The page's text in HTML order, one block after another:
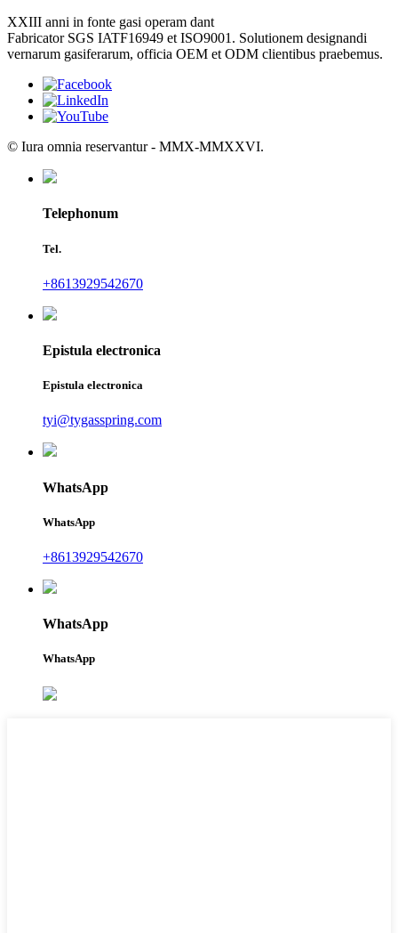
XXIII anni in fonte gasi operam dant
Fabricator SGS IATF16949 et ISO9001. Solutionem designandi
vernarum gasiferarum, officia OEM et ODM clientibus praebemus.
© Iura omnia reservantur - MMX-MMXXVI.
Telephonum
Tel.
+8613929542670
Epistula electronica
Epistula electronica
tyi@tygasspring.com
WhatsApp
WhatsApp
+8613929542670
WhatsApp
WhatsApp